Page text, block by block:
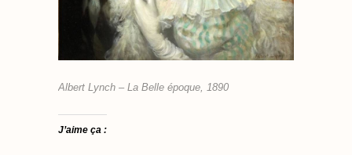
Albert Lynch – La Belle époque, 1890
J’aime ça :